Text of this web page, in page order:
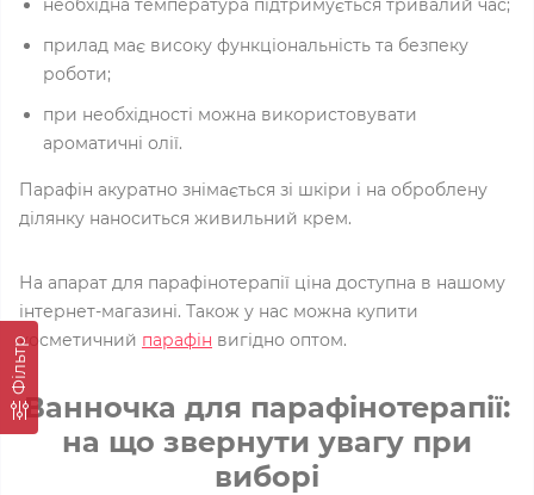
Фільтр
необхідна температура підтримується тривалий час;
прилад має високу функціональність та безпеку
роботи;
при необхідності можна використовувати
ароматичні олії.
Парафін акуратно знімається зі шкіри і на оброблену
ділянку наноситься живильний крем.
На апарат для парафінотерапії ціна доступна в нашому
інтернет-магазині. Також у нас можна купити
косметичний парафін вигідно оптом.
Ванночка для парафінотерапії:
на що звернути увагу при
виборі